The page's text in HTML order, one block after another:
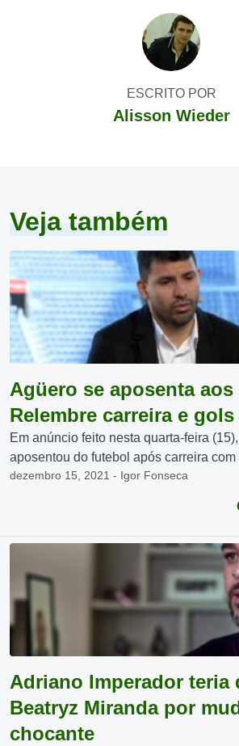
ESCRITO POR
Alisson Wieder
Veja também
Agüero se aposenta aos
Relembre carreira e
Em anúncio feito nesta quarta-feira
aposentou do futebol após carreira com
dezembro 15, 2021 - Igor Fonseca
Adriano Imperador teria
Beatryz Miranda por
chocante